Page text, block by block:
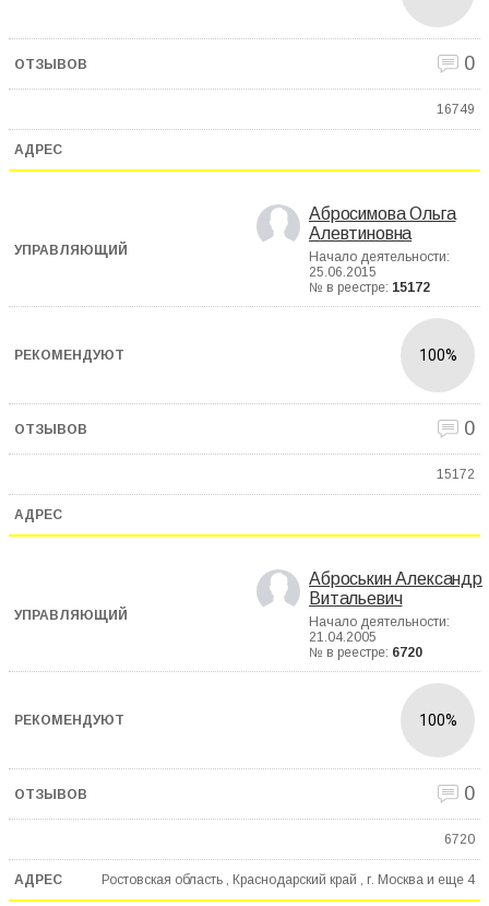
0
16749
Абросимова Ольга
Алевтиновна
Начало деятельности:
25.06.2015
№ в реестре: 15172
100%
0
15172
Аброськин Александр
Витальевич
Начало деятельности:
21.04.2005
№ в реестре: 6720
100%
0
6720
Ростовская область , Краснодарский край , г. Москва и еще 4